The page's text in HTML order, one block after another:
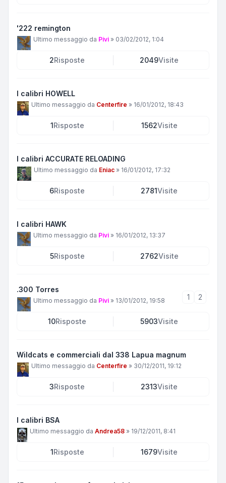
'222 remington
Ultimo messaggio da Pivi » 03/02/2012, 1:04
2Risposte 2049Visite
I calibri HOWELL
Ultimo messaggio da Centerfire » 16/01/2012, 18:43
1Risposte 1562Visite
I calibri ACCURATE RELOADING
Ultimo messaggio da Eniac » 16/01/2012, 17:32
6Risposte 2781Visite
I calibri HAWK
Ultimo messaggio da Pivi » 16/01/2012, 13:37
5Risposte 2762Visite
.300 Torres
Ultimo messaggio da Pivi » 13/01/2012, 19:58 1 2
10Risposte 5903Visite
Wildcats e commerciali dal 338 Lapua magnum
Ultimo messaggio da Centerfire » 30/12/2011, 19:12
3Risposte 2313Visite
I calibri BSA
Ultimo messaggio da Andrea58 » 19/12/2011, 8:41
1Risposte 1679Visite